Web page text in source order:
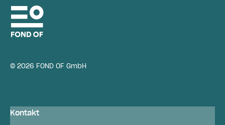
© 2026 FOND OF GmbH
Kontakt